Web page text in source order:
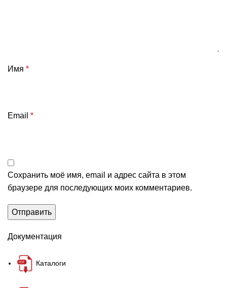
Имя *
Email *
Сохранить моё имя, email и адрес сайта в этом
браузере для последующих моих комментариев.
Документация
Каталоги